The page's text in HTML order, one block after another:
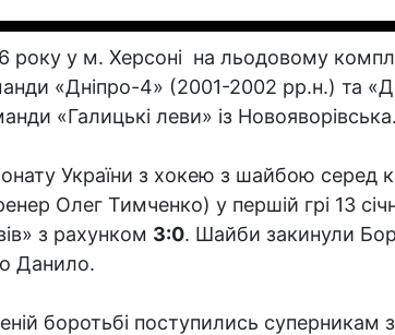
року у м. Херсоні на льодовому
«Дніпро-4» (2001-2002 рр.н.) та
«Галицькі леви» із Новояворівська.
України з хокею з шайбою серед
Олег Тимченко) у першій грі 13
з рахунком 3:0. Шайби закинули
Данило.
боротьбі поступились